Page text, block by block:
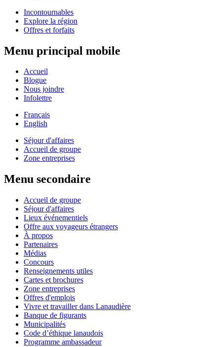
Incontournables
Explore la région
Offres et forfaits
Menu principal mobile
Accueil
Blogue
Nous joindre
Infolettre
Français
English
Séjour d'affaires
Accueil de groupe
Zone entreprises
Menu secondaire
Accueil de groupe
Séjour d'affaires
Lieux événementiels
Offre aux voyageurs étrangers
À propos
Partenaires
Médias
Concours
Renseignements utiles
Cartes et brochures
Zone entreprises
Offres d'emplois
Vivre et travailler dans Lanaudière
Banque de figurants
Municipalités
Code d’éthique lanaudois
Programme ambassadeur